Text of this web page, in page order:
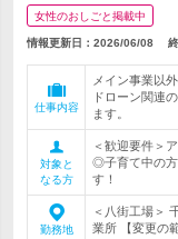
女性のおしごと掲載中
情報更新日：2026/06/08
仕事内容
メイン事業以
ドローン関連
ます。
対象と
なる方
＜歓迎要件＞
◎子育て中の方
す！
勤務地
＜八街工場＞
業所 【変更の